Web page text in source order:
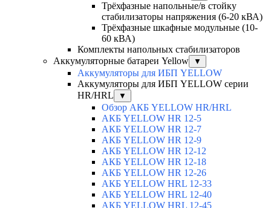
Трёхфазные напольные/в стойку
стабилизаторы напряжения (6-20 кВА)
Трёхфазные шкафные модульные (10-
60 кВА)
Комплекты напольных стабилизаторов
Аккумуляторные батареи Yellow
▼
Аккумуляторы для ИБП YELLOW
Аккумуляторы для ИБП YELLOW серии
HR/HRL
▼
Обзор АКБ YELLOW HR/HRL
АКБ YELLOW HR 12-5
АКБ YELLOW HR 12-7
АКБ YELLOW HR 12-9
АКБ YELLOW HR 12-12
АКБ YELLOW HR 12-18
АКБ YELLOW HR 12-26
АКБ YELLOW HRL 12-33
АКБ YELLOW HRL 12-40
АКБ YELLOW HRL 12-45